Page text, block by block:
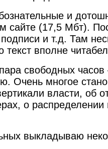
и
сайте (17,5 Мбт).
и т.д. Там
текст вполне
свободных часов
Очень многое
власти, об
о распределении
выкладываю